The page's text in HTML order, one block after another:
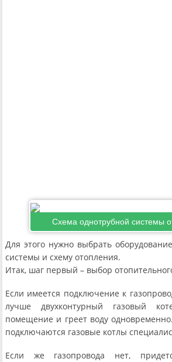
Схема однотрубной системы
Для этого нужно выбрать
системы и схему отопления.
Итак, шаг первый – выбор
Если имеется подключение к
лучше двухконтурный газовый
помещение и греет воду
подключаются газовые котлы
Если же газопровода нет,